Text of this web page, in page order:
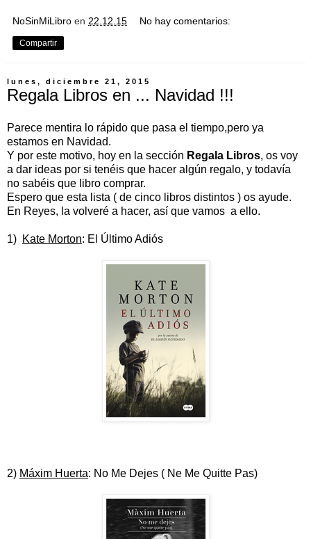
NoSinMiLibro en 22.12.15 No hay comentarios:
Compartir
lunes, diciembre 21, 2015
Regala Libros en ... Navidad !!!
Parece mentira lo rápido que pasa el tiempo,pero ya
estamos en Navidad.
Y por este motivo, hoy en la sección Regala Libros, os voy
a dar ideas por si tenéis que hacer algún regalo, y todavía
no sabéis que libro comprar.
Espero que esta lista ( de cinco libros distintos ) os ayude.
En Reyes, la volveré a hacer, así que vamos a ello.
1) Kate Morton: El Último Adiós
2) Máxim Huerta: No Me Dejes ( Ne Me Quitte Pas)